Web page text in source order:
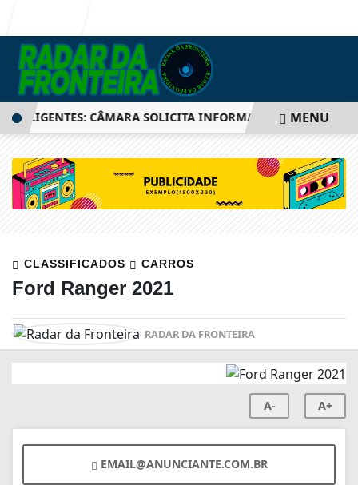
CÂMARA SOLICITA INFORMAÇÕES SOBREMENU
CLASSIFICADOS CARROS
Ford Ranger 2021
RADAR DA FRONTEIRA
A- A+
EMAIL@ANUNCIANTE.COM.BR